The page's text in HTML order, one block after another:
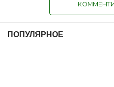
ПОПУЛЯРНОЕ